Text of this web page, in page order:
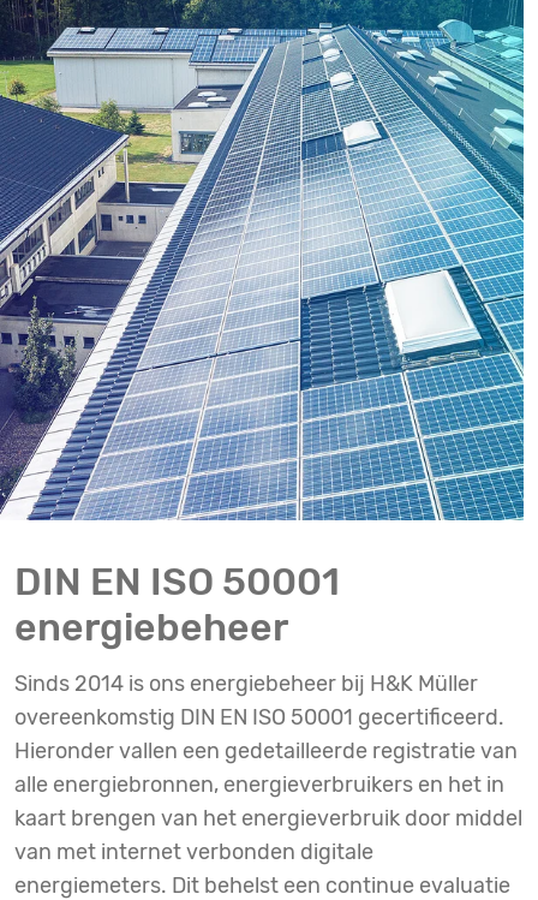
DIN EN ISO 50001
energiebeheer
Sinds 2014 is ons energiebeheer bij H&K Müller
overeenkomstig DIN EN ISO 50001 gecertificeerd.
Hieronder vallen een gedetailleerde registratie van
alle energiebronnen, energieverbruikers en het in
kaart brengen van het energieverbruik door middel
van met internet verbonden digitale
energiemeters. Dit behelst een continue evaluatie